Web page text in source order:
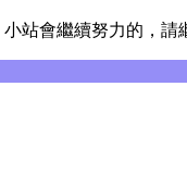
站會繼續努力的，請